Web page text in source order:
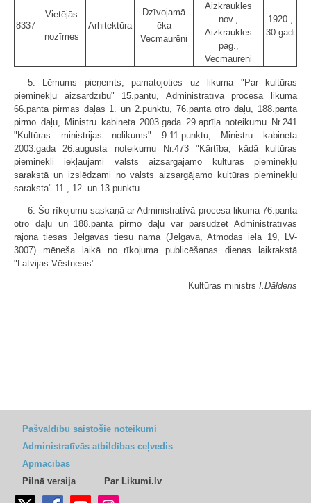
8337
Vietējās
nozīmes
Arhitektūra
Dzīvojamā
ēka
Vecmaurēni
Aizkraukles
nov.,
Aizkraukles
pag.,
Vecmaurēni
1920.,
30.gadi
5. Lēmums pieņemts, pamatojoties uz likuma "Par kultūras
pieminekļu aizsardzību" 15.pantu, Administratīvā procesa likuma
66.panta pirmās daļas 1. un 2.punktu, 76.panta otro daļu, 188.panta
pirmo daļu, Ministru kabineta 2003.gada 29.aprīļa noteikumu Nr.241
"Kultūras ministrijas nolikums" 9.11.punktu, Ministru kabineta
2003.gada 26.augusta noteikumu Nr.473 "Kārtība, kādā kultūras
pieminekļi iekļaujami valsts aizsargājamo kultūras pieminekļu
sarakstā un izslēdzami no valsts aizsargājamo kultūras pieminekļu
saraksta" 11., 12. un 13.punktu.
6. Šo rīkojumu saskaņā ar Administratīvā procesa likuma 76.panta
otro daļu un 188.panta pirmo daļu var pārsūdzēt Administratīvās
rajona tiesas Jelgavas tiesu namā (Jelgavā, Atmodas iela 19, LV-
3007) mēneša laikā no rīkojuma publicēšanas dienas laikrakstā
"Latvijas Vēstnesis".
Kultūras ministrs I.Dālderis
Pašvaldību saistošie noteikumi
Administratīvās atbildības ceļvedis
Apmācības
Pilnā versija
Par Likumi.lv